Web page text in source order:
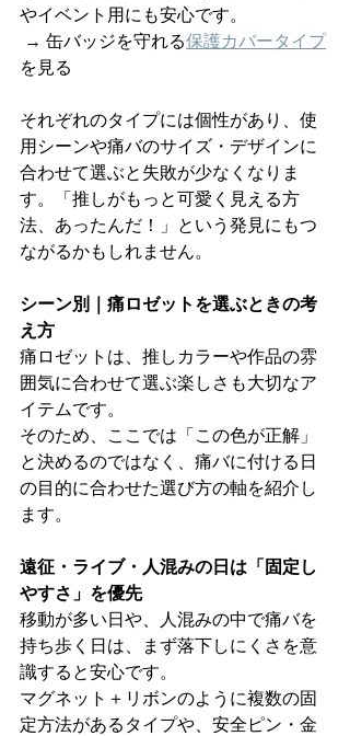
やイベント用にも安心です。
→ 缶バッジを守れる保護カバータイプ
を見る
それぞれのタイプには個性があり、使
用シーンや痛バのサイズ・デザインに
合わせて選ぶと失敗が少なくなりま
す。「推しがもっと可愛く見える方
法、あったんだ！」という発見にもつ
ながるかもしれません。
シーン別｜痛ロゼットを選ぶときの考
え方
痛ロゼットは、推しカラーや作品の雰
囲気に合わせて選ぶ楽しさも大切なア
イテムです。
そのため、ここでは「この色が正解」
と決めるのではなく、痛バに付ける日
の目的に合わせた選び方の軸を紹介し
ます。
遠征・ライブ・人混みの日は「固定し
やすさ」を優先
移動が多い日や、人混みの中で痛バを
持ち歩く日は、まず落下しにくさを意
識すると安心です。
マグネット＋リボンのように複数の固
定方法があるタイプや、安全ピン・金